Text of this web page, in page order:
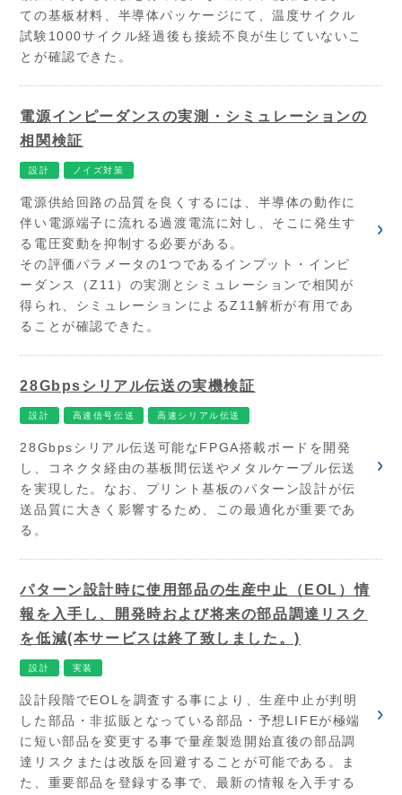
ての基板材料、半導体パッケージにて、温度サイクル
試験1000サイクル経過後も接続不良が生じていないこ
とが確認できた。
電源インピーダンスの実測・シミュレーションの
相関検証
設計 ノイズ対策
電源供給回路の品質を良くするには、半導体の動作に
伴い電源端子に流れる過渡電流に対し、そこに発生す
る電圧変動を抑制する必要がある。
その評価パラメータの1つであるインプット・インピ
ーダンス（Z11）の実測とシミュレーションで相関が
得られ、シミュレーションによるZ11解析が有用であ
ることが確認できた。
28Gbpsシリアル伝送の実機検証
設計 高速信号伝送 高速シリアル伝送
28Gbpsシリアル伝送可能なFPGA搭載ボードを開発
し、コネクタ経由の基板間伝送やメタルケーブル伝送
を実現した。なお、プリント基板のパターン設計が伝
送品質に大きく影響するため、この最適化が重要であ
る。
パターン設計時に使用部品の生産中止（EOL）情
報を入手し、開発時および将来の部品調達リスク
を低減(本サービスは終了致しました。)
設計 実装
設計段階でEOLを調査する事により、生産中止が判明
した部品・非拡販となっている部品・予想LIFEが極端
に短い部品を変更する事で量産製造開始直後の部品調
達リスクまたは改版を回避することが可能である。ま
た、重要部品を登録する事で、最新の情報を入手する